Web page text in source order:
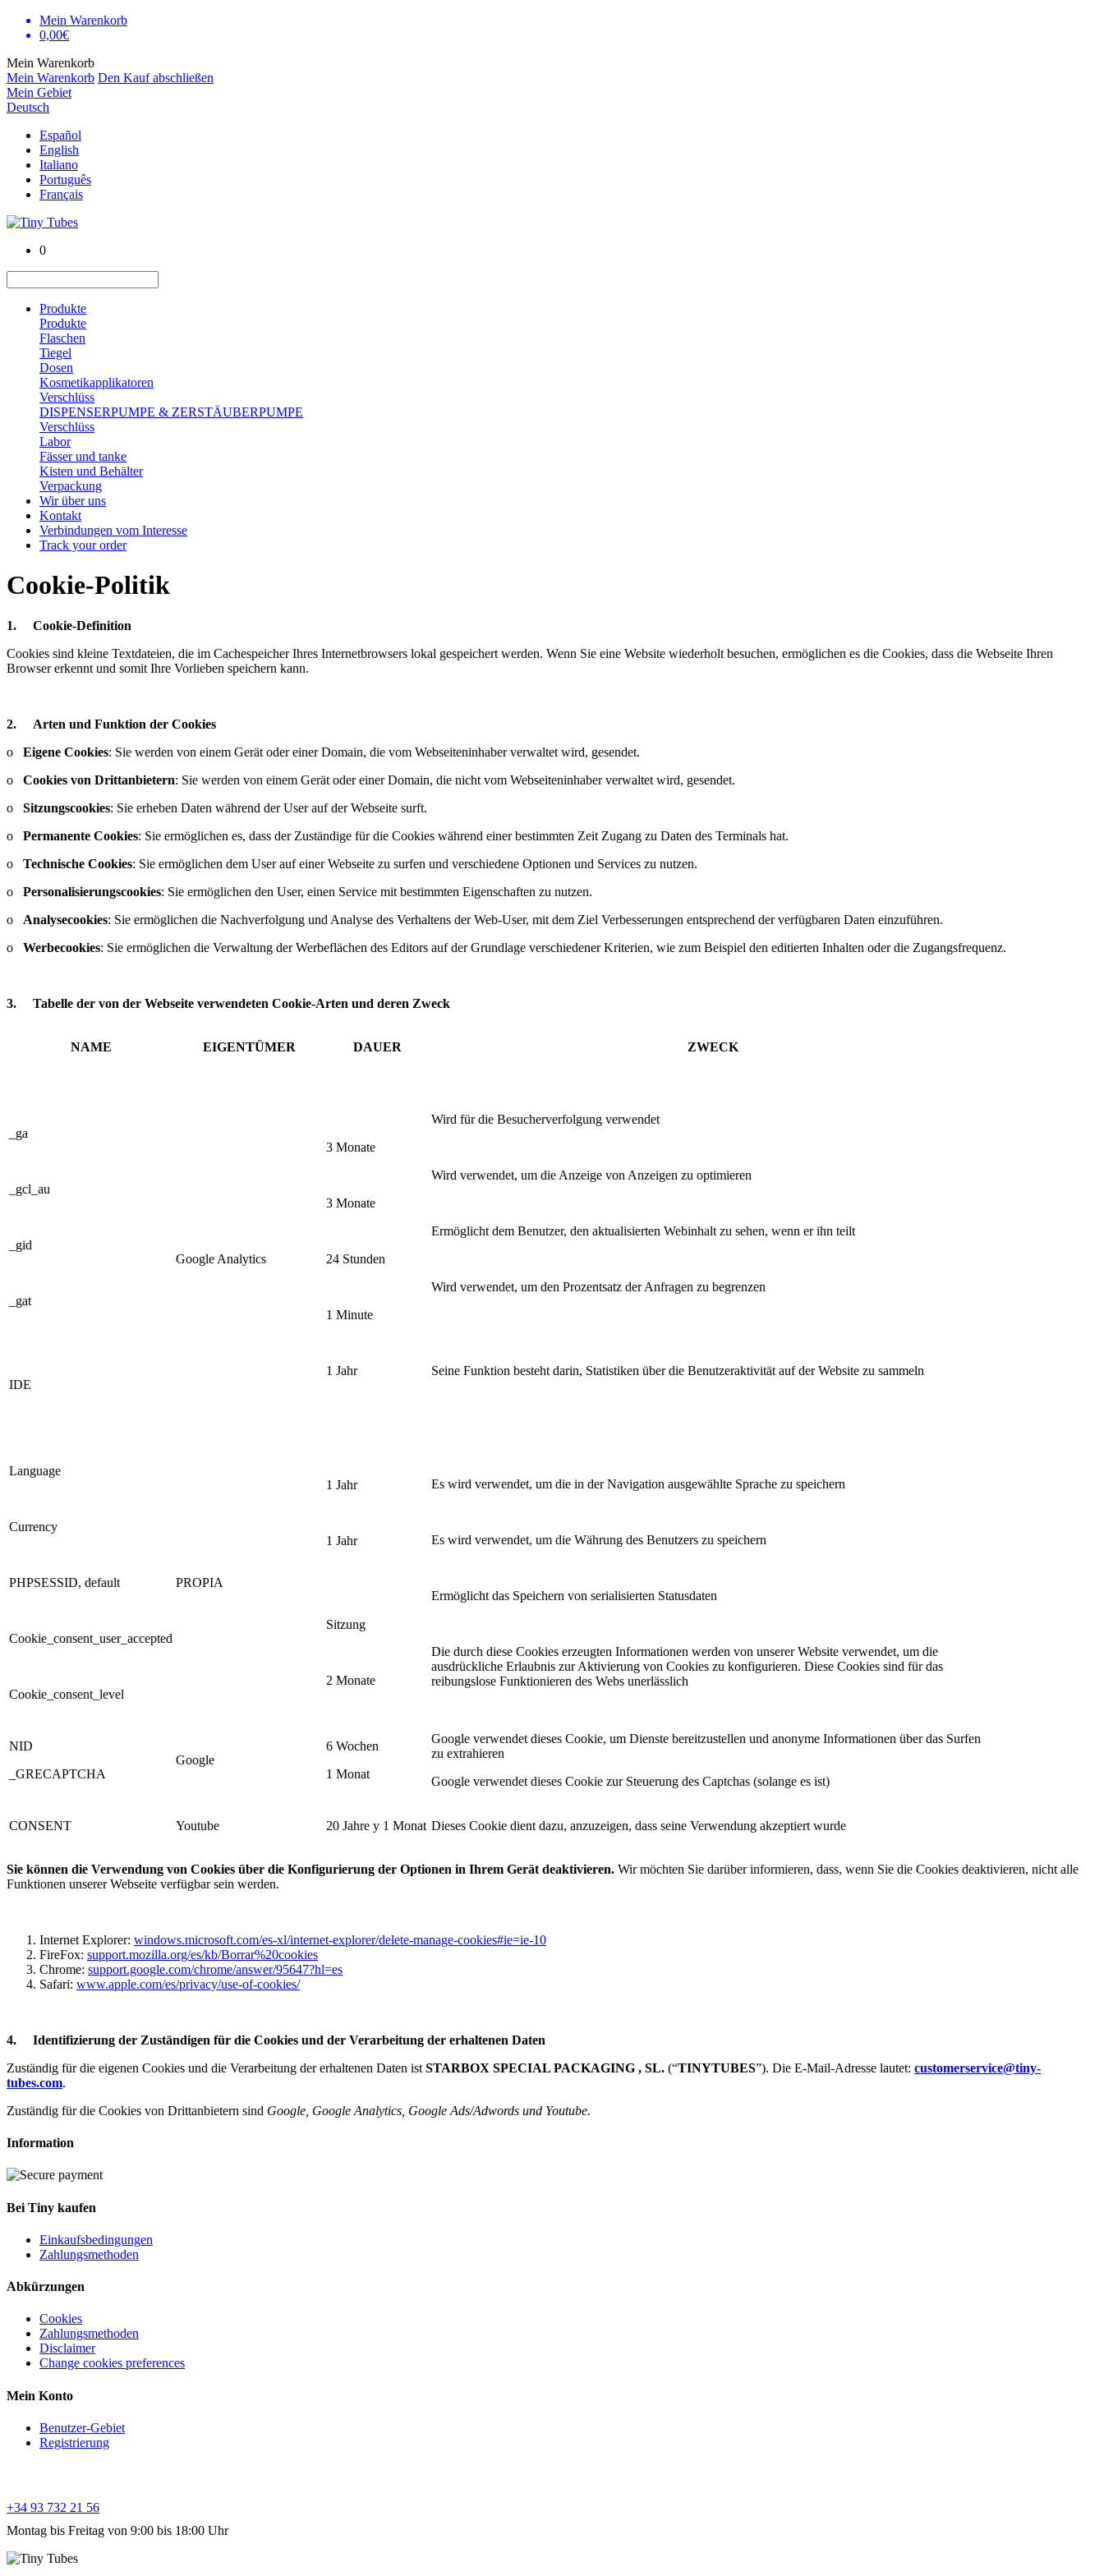
Mein Warenkorb
0,00€
Mein Warenkorb
Mein Warenkorb Den Kauf abschließen
Mein Gebiet
Deutsch
Español
English
Italiano
Português
Français
0
Produkte
Produkte
Flaschen
Tiegel
Dosen
Kosmetikapplikatoren
Verschlüss
DISPENSERPUMPE & ZERSTÄUBERPUMPE
Verschlüss
Labor
Fässer und tanke
Kisten und Behälter
Verpackung
Wir über uns
Kontakt
Verbindungen vom Interesse
Track your order
Cookie-Politik
1.
Cookie-Definition
Cookies sind kleine Textdateien, die im Cachespeicher Ihres Internetbrowsers lokal gespeichert werden. Wenn Sie eine Website wiederholt besuchen, ermöglichen es die Cookies, dass die Webseite Ihren
Browser erkennt und somit Ihre Vorlieben speichern kann.
2.
Arten und Funktion der Cookies
o Eigene Cookies: Sie werden von einem Gerät oder einer Domain, die vom Webseiteninhaber verwaltet wird, gesendet.
o Cookies von Drittanbietern: Sie werden von einem Gerät oder einer Domain, die nicht vom Webseiteninhaber verwaltet wird, gesendet.
o Sitzungscookies: Sie erheben Daten während der User auf der Webseite surft.
o Permanente Cookies: Sie ermöglichen es, dass der Zuständige für die Cookies während einer bestimmten Zeit Zugang zu Daten des Terminals hat.
o Technische Cookies: Sie ermöglichen dem User auf einer Webseite zu surfen und verschiedene Optionen und Services zu nutzen.
o Personalisierungscookies: Sie ermöglichen den User, einen Service mit bestimmten Eigenschaften zu nutzen.
o Analysecookies: Sie ermöglichen die Nachverfolgung und Analyse des Verhaltens der Web-User, mit dem Ziel Verbesserungen entsprechend der verfügbaren Daten einzuführen.
o Werbecookies: Sie ermöglichen die Verwaltung der Werbeflächen des Editors auf der Grundlage verschiedener Kriterien, wie zum Beispiel den editierten Inhalten oder die Zugangsfrequenz.
3. Tabelle der von der Webseite verwendeten Cookie-Arten und deren Zweck
NAME EIGENTÜMER DAUER ZWECK
_ga
_gcl_au
_gid
_gat
IDE
Google Analytics
3 Monate
3 Monate
24 Stunden
1 Minute
1 Jahr
Wird für die Besucherverfolgung verwendet
Wird verwendet, um die Anzeige von Anzeigen zu optimieren
Ermöglicht dem Benutzer, den aktualisierten Webinhalt zu sehen, wenn er ihn teilt
Wird verwendet, um den Prozentsatz der Anfragen zu begrenzen
Seine Funktion besteht darin, Statistiken über die Benutzeraktivität auf der Website zu sammeln
Language
Currency
PHPSESSID, default
Cookie_consent_user_accepted
Cookie_consent_level
PROPIA
1 Jahr
1 Jahr
Sitzung
2 Monate
Es wird verwendet, um die in der Navigation ausgewählte Sprache zu speichern
Es wird verwendet, um die Währung des Benutzers zu speichern
Ermöglicht das Speichern von serialisierten Statusdaten
Die durch diese Cookies erzeugten Informationen werden von unserer Website verwendet, um die
ausdrückliche Erlaubnis zur Aktivierung von Cookies zu konfigurieren. Diese Cookies sind für das
reibungslose Funktionieren des Webs unerlässlich
NID
_GRECAPTCHA
Google
6 Wochen
1 Monat
Google verwendet dieses Cookie, um Dienste bereitzustellen und anonyme Informationen über das Surfen
zu extrahieren
Google verwendet dieses Cookie zur Steuerung des Captchas (solange es ist)
CONSENT Youtube 20 Jahre y 1 Monat Dieses Cookie dient dazu, anzuzeigen, dass seine Verwendung akzeptiert wurde
Sie können die Verwendung von Cookies über die Konfigurierung der Optionen in Ihrem Gerät deaktivieren. Wir möchten Sie darüber informieren, dass, wenn Sie die Cookies deaktivieren, nicht alle
Funktionen unserer Webseite verfügbar sein werden.
Internet Explorer: windows.microsoft.com/es-xl/internet-explorer/delete-manage-cookies#ie=ie-10
FireFox: support.mozilla.org/es/kb/Borrar%20cookies
Chrome: support.google.com/chrome/answer/95647?hl=es
Safari: www.apple.com/es/privacy/use-of-cookies/
4.
Identifizierung der Zuständigen für die Cookies und der Verarbeitung der erhaltenen Daten
Zuständig für die eigenen Cookies und die Verarbeitung der erhaltenen Daten ist STARBOX SPECIAL PACKAGING , SL. (“TINYTUBES”). Die E-Mail-Adresse lautet: customerservice@tiny-
tubes.com.
Zuständig für die Cookies von Drittanbietern sind Google, Google Analytics, Google Ads/Adwords und Youtube.
Information
Bei Tiny kaufen
Einkaufsbedingungen
Zahlungsmethoden
Abkürzungen
Cookies
Zahlungsmethoden
Disclaimer
Change cookies preferences
Mein Konto
Benutzer-Gebiet
Registrierung
+34 93 732 21 56
Montag bis Freitag von 9:00 bis 18:00 Uhr